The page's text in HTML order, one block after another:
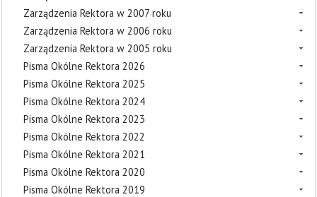
Zarządzenia Rektora w 2007 roku
Zarządzenia Rektora w 2006 roku
Zarządzenia Rektora w 2005 roku
Pisma Okólne Rektora 2026
Pisma Okólne Rektora 2025
Pisma Okólne Rektora 2024
Pisma Okólne Rektora 2023
Pisma Okólne Rektora 2022
Pisma Okólne Rektora 2021
Pisma Okólne Rektora 2020
Pisma Okólne Rektora 2019